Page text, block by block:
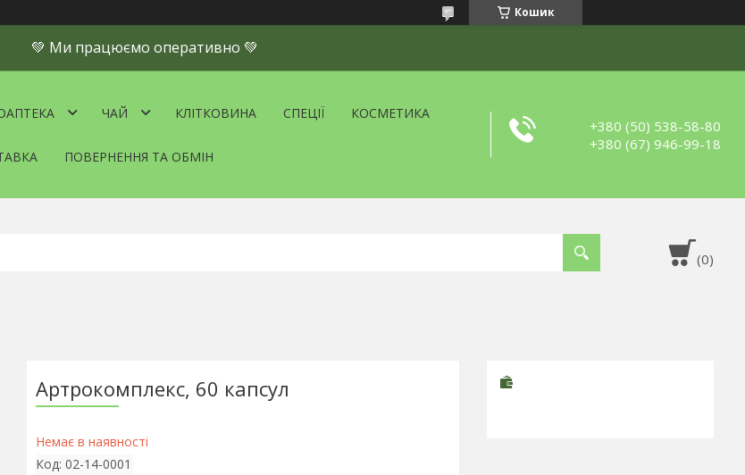
Кошик
💚 Ми працюємо оперативно 💚
ЧАЙ КЛІТКОВИНА СПЕЦІЇ КОСМЕТИКА
ПОВЕРНЕННЯ ТА ОБМІН
+380 (50) 538-58-80
+380 (67) 946-99-18
Артрокомплекс, 60 капсул
Немає в наявності
Код: 02-14-0001